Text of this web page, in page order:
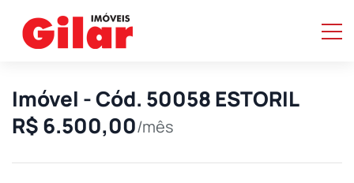
Imóvel - Cód. 50058 ESTORIL
R$ 6.500,00/mês